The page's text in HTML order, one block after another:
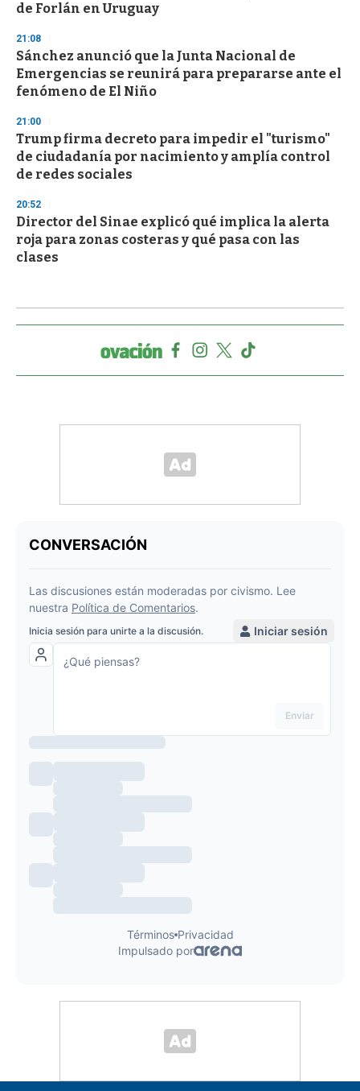
de Forlán en Uruguay
21:08
Sánchez anunció que la Junta Nacional de
Emergencias se reunirá para prepararse ante el
fenómeno de El Niño
21:00
Trump firma decreto para impedir el "turismo"
de ciudadanía por nacimiento y amplía control
de redes sociales
20:52
Director del Sinae explicó qué implica la alerta
roja para zonas costeras y qué pasa con las
clases